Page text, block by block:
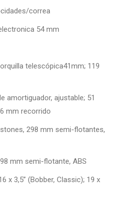
correa
54 mm
telescópica41mm; 119
amortiguador, ajustable; 51
mm recorrido
298 mm semi-flotantes,
mm semi-flotante, ABS
x 3,5” (Bobber, Classic); 19 x